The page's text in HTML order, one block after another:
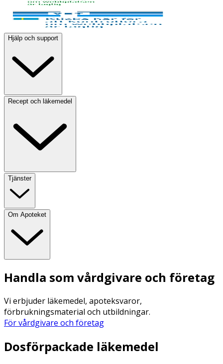
Hjälp och support
Recept och läkemedel
Tjänster
Om Apoteket
Handla som vårdgivare och företag
Vi erbjuder läkemedel, apoteksvaror,
förbrukningsmaterial och utbildningar.
För vårdgivare och företag
Dosförpackade läkemedel